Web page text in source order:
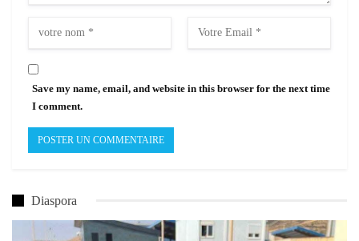
Save my name, email, and website in this browser for the next time
I comment.
Diaspora